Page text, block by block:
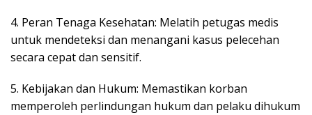
4. Peran Tenaga Kesehatan: Melatih petugas medis
untuk mendeteksi dan menangani kasus pelecehan
secara cepat dan sensitif.
5. Kebijakan dan Hukum: Memastikan korban
memperoleh perlindungan hukum dan pelaku dihukum